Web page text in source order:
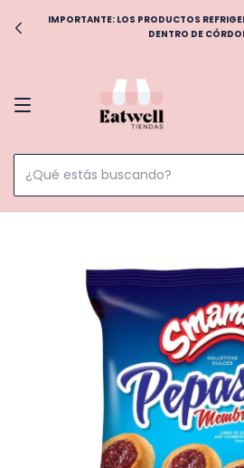
IMPORTANTE: LOS PRODUCTOS
DENTRO DE